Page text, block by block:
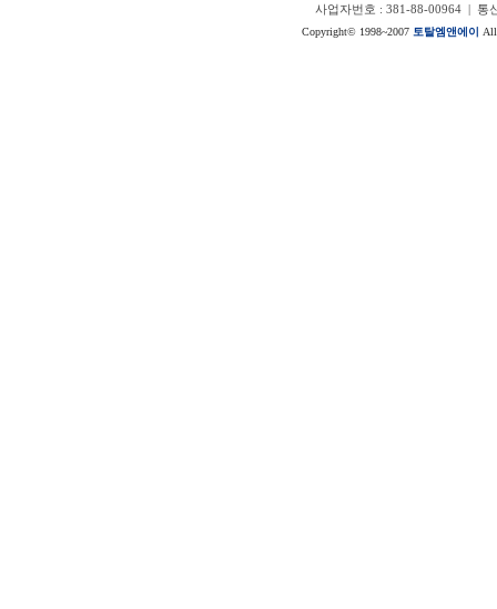
사업자번호 : 381-88-00964 | 통
Copyright© 1998~2007 토탈엠앤에이